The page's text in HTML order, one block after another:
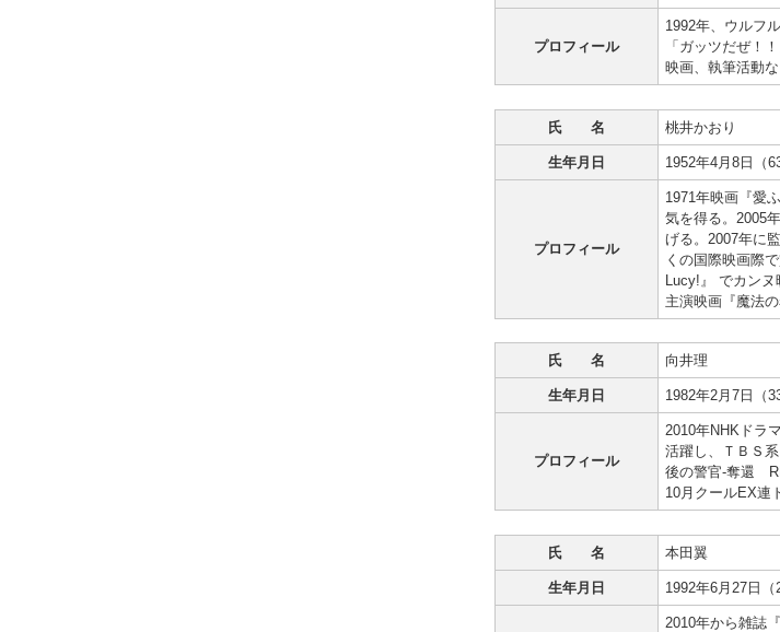
プロフィール
1992年、ウルフ
「ガッツだぜ！
映画、執筆活動
氏 名 桃井かおり
生年月日 1952年4月8日（
プロフィール
1971年映画『愛
気を得る。2005
げる。2007年に
くの国際映画際
Lucy!』 でカン
主演映画『魔法
氏 名 向井理
生年月日 1982年2月7日（
プロフィール
2010年NHKドラ
活躍し、ＴＢＳ
後の警官-奪還
10月クールEX連
氏 名 本田翼
生年月日 1992年6月27日（
2010年から雑誌